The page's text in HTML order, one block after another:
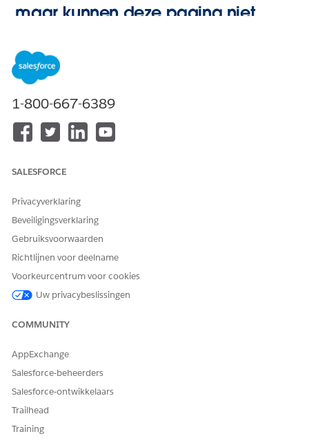
maar kunnen deze pagina niet
1-800-667-6389
SALESFORCE
Privacyverklaring
Beveiligingsverklaring
Gebruiksvoorwaarden
Richtlijnen voor deelname
Voorkeurcentrum voor cookies
Uw privacybeslissingen
COMMUNITY
AppExchange
Salesforce-beheerders
Salesforce-ontwikkelaars
Trailhead
Training